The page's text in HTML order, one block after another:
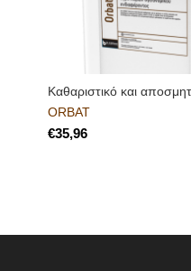
Καθαριστικό και
ORBAT
€